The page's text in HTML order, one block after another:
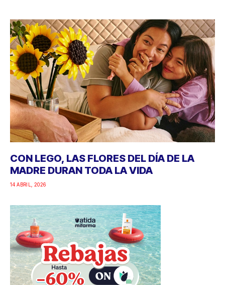
CON LEGO, LAS FLORES DEL DÍA DE LA
MADRE DURAN TODA LA VIDA
14 ABRIL, 2026